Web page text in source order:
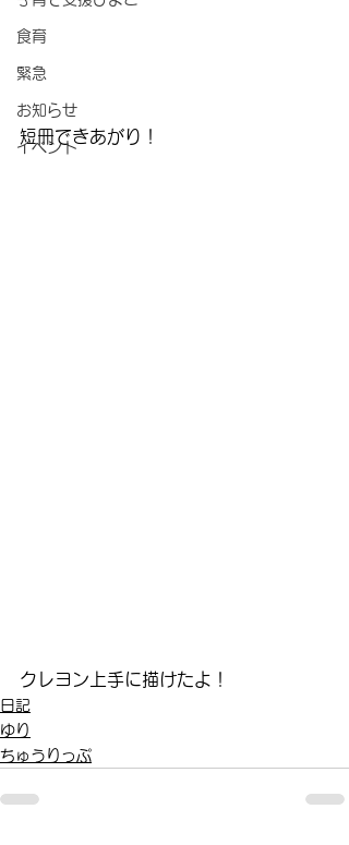
食育
緊急
お知らせ
イベント
短冊できあがり！
クレヨン上手に描けたよ！
日記
ゆり
ちゅうりっぷ